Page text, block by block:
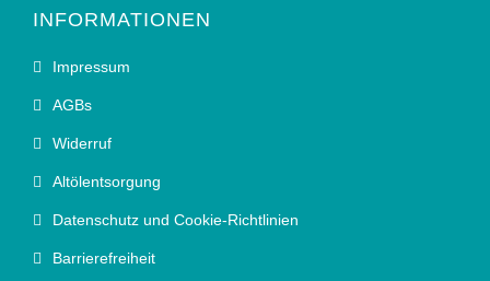
INFORMATIONEN
Impressum
AGBs
Widerruf
Altölentsorgung
Datenschutz und Cookie-Richtlinien
Barrierefreiheit